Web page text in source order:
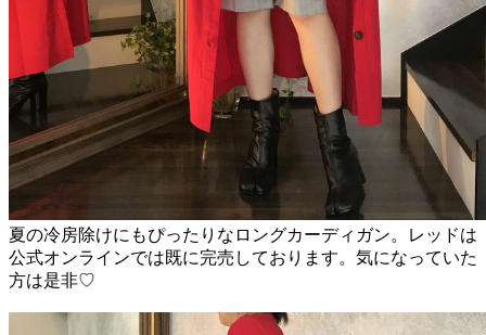
夏の冷房除けにもぴったりなロングカーディガン。レッドは
公式オンラインでは既に完売しております。気になっていた
方は是非♡